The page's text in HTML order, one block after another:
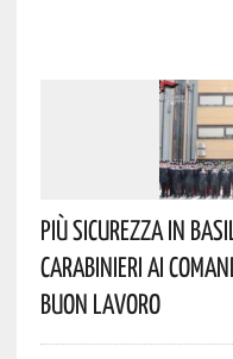
Più Sicurezza In
Carabinieri Ai
Buon Lavoro